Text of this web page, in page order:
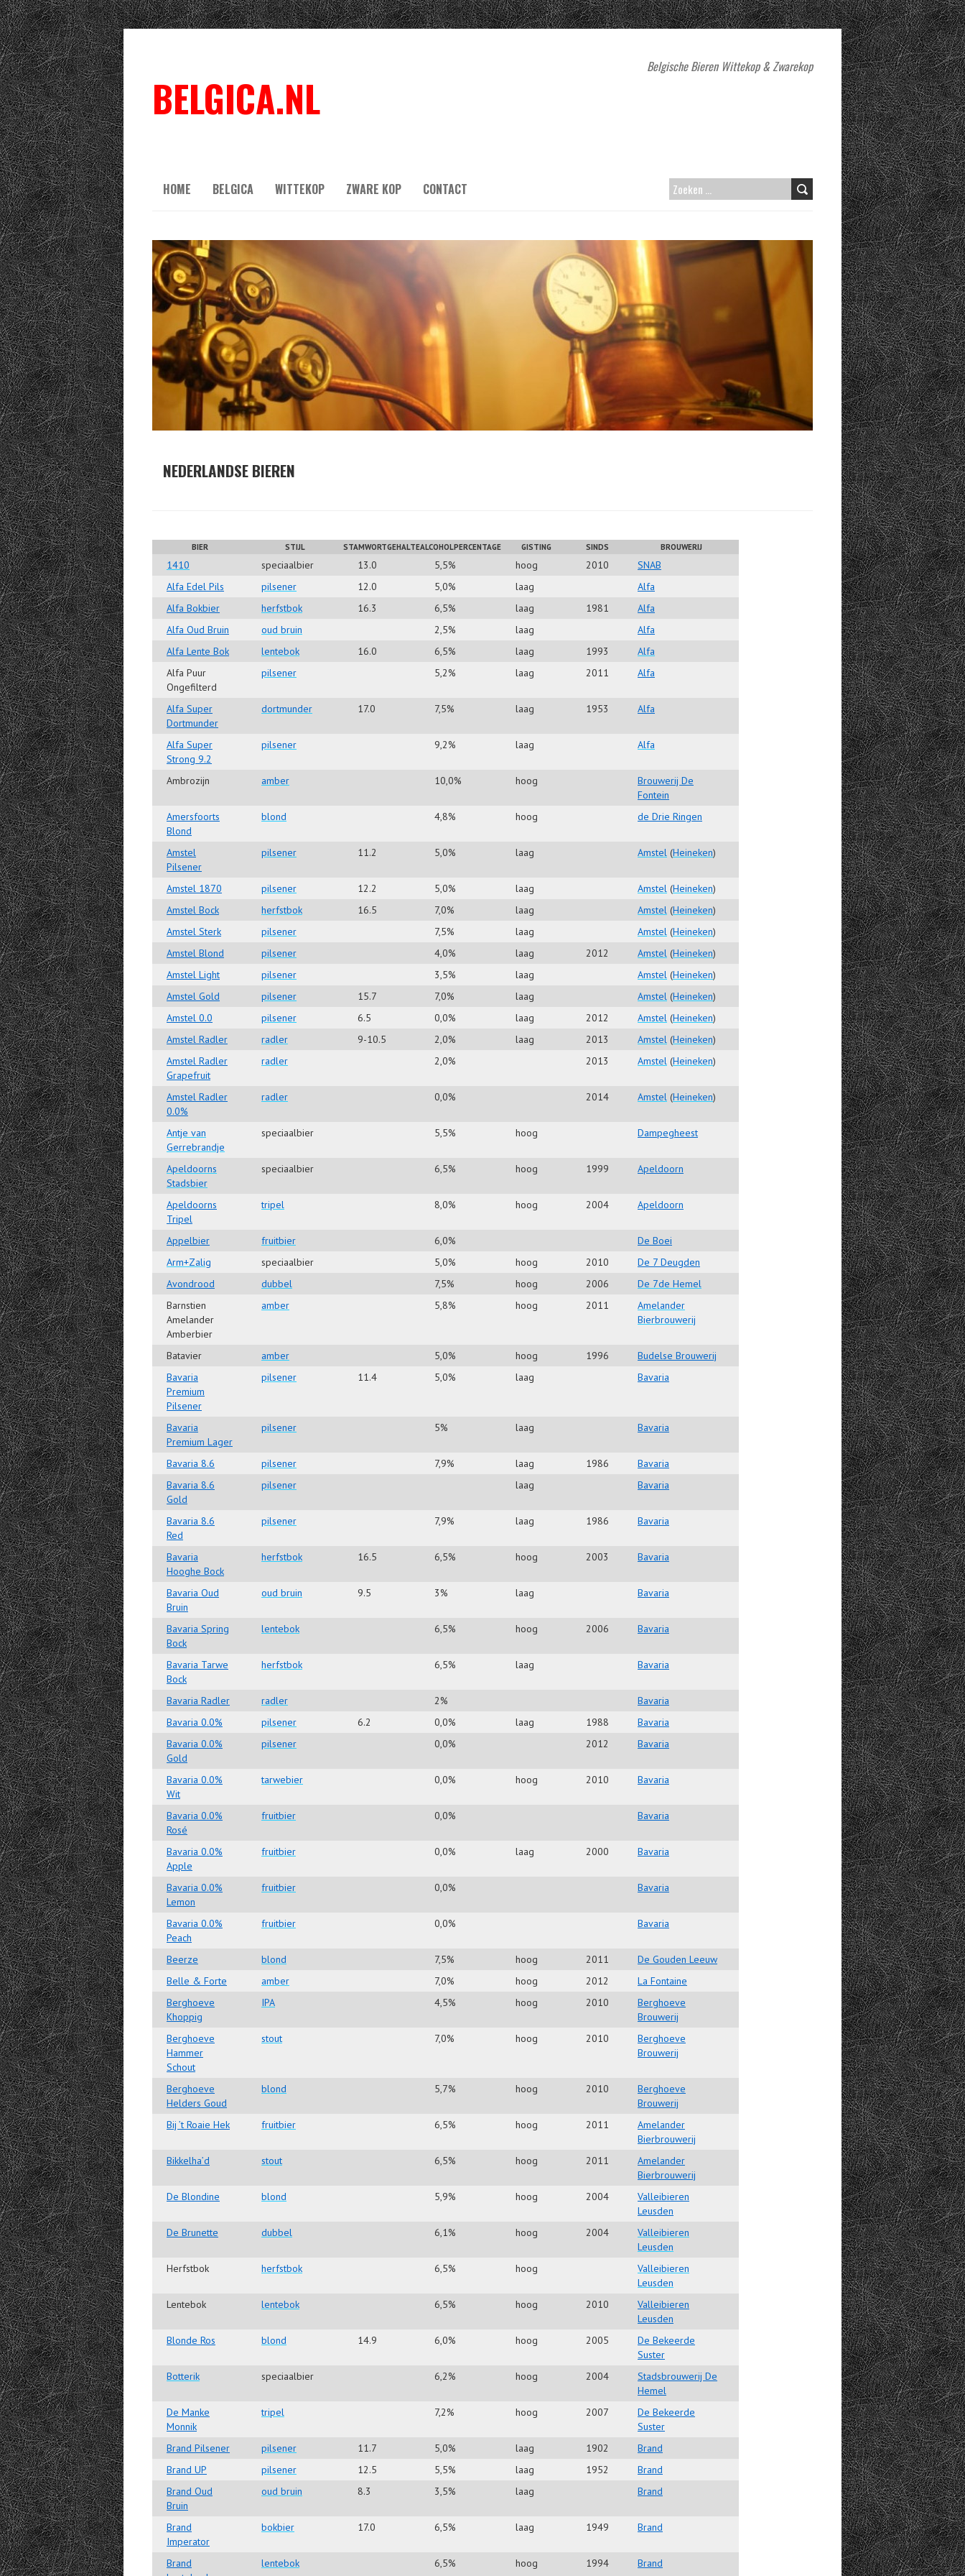
BELGICA.NL
Belgische Bieren Wittekop & Zwarekop
HOME BELGICA WITTEKOP ZWARE KOP CONTACT
ZOEKEN
NEDERLANDSE BIEREN
BIER STIJL STAMWORTGEHALTEALCOHOLPERCENTAGE GISTING SINDS BROUWERIJ
1410 speciaalbier 13.0 5,5% hoog 2010
SNAB
Alfa Edel Pils
pilsener 12.0 5,0% laag
Alfa
Alfa Bokbier
herfstbok 16.3 6,5% laag 1981
Alfa
Alfa Oud Bruin
oud bruin 2,5% laag
Alfa
Alfa Lente Bok
lentebok 16.0 6,5% laag 1993
Alfa
Alfa Puur
Ongefilterd
pilsener 5,2% laag 2011 Alfa
Alfa Super
Dortmunder
dortmunder 17.0 7,5% laag 1953 Alfa
Alfa Super
Strong 9.2
pilsener 9,2% laag Alfa
Ambrozijn amber 10,0% hoog
Brouwerij De
Fontein
Amersfoorts
Blond
blond 4,8% hoog de Drie Ringen
Amstel
Pilsener
pilsener 11.2 5,0% laag Amstel (Heineken)
Amstel 1870 pilsener 12.2 5,0% laag Amstel (Heineken)
Amstel Bock
herfstbok 16.5 7,0% laag Amstel (Heineken)
Amstel Sterk
pilsener 7,5% laag Amstel (Heineken)
Amstel Blond
pilsener 4,0% laag 2012 Amstel (Heineken)
Amstel Light
pilsener 3,5% laag Amstel (Heineken)
Amstel Gold
pilsener 15.7 7,0% laag Amstel (Heineken)
Amstel 0.0
pilsener 6.5 0,0% laag 2012 Amstel (Heineken)
Amstel Radler
radler 9-10.5 2,0% laag 2013 Amstel (Heineken)
Amstel Radler
Grapefruit
radler 2,0% 2013 Amstel (Heineken)
Amstel Radler
0.0%
radler 0,0% 2014 Amstel (Heineken)
Antje van
Gerrebrandje
speciaalbier 5,5% hoog Dampegheest
Apeldoorns
Stadsbier
speciaalbier 6,5% hoog 1999 Apeldoorn
Apeldoorns
Tripel
tripel 8,0% hoog 2004 Apeldoorn
Appelbier fruitbier 6,0%
De Boei
Arm+Zalig
speciaalbier 5,0% hoog 2010
De 7 Deugden
Avondrood
dubbel 7,5% hoog 2006
De 7de Hemel
Barnstien
Amelander
Amberbier
amber 5,8% hoog 2011
Amelander
Bierbrouwerij
Batavier amber 5,0% hoog 1996
Budelse Brouwerij
Bavaria
Premium
Pilsener
pilsener 11.4 5,0% laag Bavaria
Bavaria
Premium Lager
pilsener 5% laag Bavaria
Bavaria 8.6 pilsener 7,9% laag 1986
Bavaria
Bavaria 8.6
Gold
pilsener laag Bavaria
Bavaria 8.6
Red
pilsener 7,9% laag 1986 Bavaria
Bavaria
Hooghe Bock
herfstbok 16.5 6,5% hoog 2003 Bavaria
Bavaria Oud
Bruin
oud bruin 9.5 3% laag Bavaria
Bavaria Spring
Bock
lentebok 6,5% hoog 2006 Bavaria
Bavaria Tarwe
Bock
herfstbok 6,5% laag Bavaria
Bavaria Radler radler 2%
Bavaria
Bavaria 0.0%
pilsener 6.2 0,0% laag 1988
Bavaria
Bavaria 0.0%
Gold
pilsener 0,0% 2012 Bavaria
Bavaria 0.0%
Wit
tarwebier 0,0% hoog 2010 Bavaria
Bavaria 0.0%
Rosé
fruitbier 0,0% Bavaria
Bavaria 0.0%
Apple
fruitbier 0,0% laag 2000 Bavaria
Bavaria 0.0%
Lemon
fruitbier 0,0% Bavaria
Bavaria 0.0%
Peach
fruitbier 0,0% Bavaria
Beerze blond 7,5% hoog 2011
De Gouden Leeuw
Belle & Forte
amber 7,0% hoog 2012
La Fontaine
Berghoeve
Khoppig
IPA 4,5% hoog 2010
Berghoeve
Brouwerij
Berghoeve
Hammer
Schout
stout 7,0% hoog 2010
Berghoeve
Brouwerij
Berghoeve
Helders Goud
blond 5,7% hoog 2010
Berghoeve
Brouwerij
Bij ’t Roaie Hek
fruitbier 6,5% hoog 2011
Amelander
Bierbrouwerij
Bikkelha’d
stout 6,5% hoog 2011
Amelander
Bierbrouwerij
De Blondine
blond 5,9% hoog 2004
Valleibieren
Leusden
De Brunette
dubbel 6,1% hoog 2004
Valleibieren
Leusden
Herfstbok
herfstbok 6,5% hoog
Valleibieren
Leusden
Lentebok
lentebok 6,5% hoog 2010
Valleibieren
Leusden
Blonde Ros
blond 14.9 6,0% hoog 2005
De Bekeerde
Suster
Botterik
speciaalbier 6,2% hoog 2004
Stadsbrouwerij De
Hemel
De Manke
Monnik
tripel 7,2% hoog 2007
De Bekeerde
Suster
Brand Pilsener
pilsener 11.7 5,0% laag 1902
Brand
Brand UP
pilsener 12.5 5,5% laag 1952
Brand
Brand Oud
Bruin
oud bruin 8.3 3,5% laag Brand
Brand
Imperator
bokbier 17.0 6,5% laag 1949 Brand
Brand
lentebok 6,5% hoog 1994 Brand